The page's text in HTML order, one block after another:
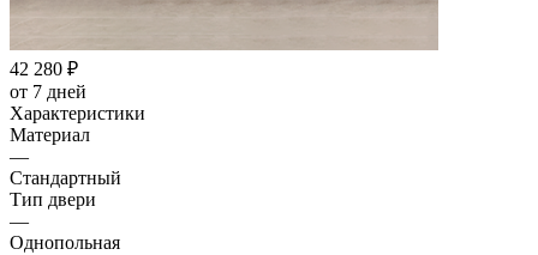
42 280 ₽
от 7 дней
Характеристики
Материал
—
Стандартный
Тип двери
—
Однопольная